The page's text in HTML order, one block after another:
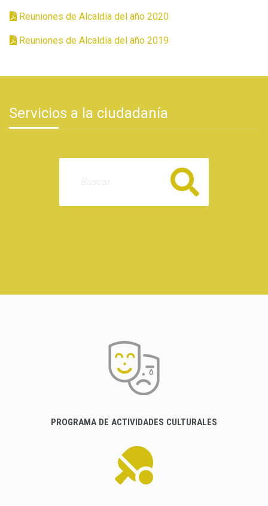
Reuniones de Alcaldía del año 2020
Reuniones de Alcaldía del año 2019
Servicios a la ciudadanía
Buscar
PROGRAMA DE ACTIVIDADES CULTURALES